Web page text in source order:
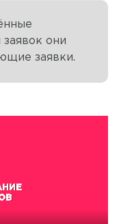
они
заявки.